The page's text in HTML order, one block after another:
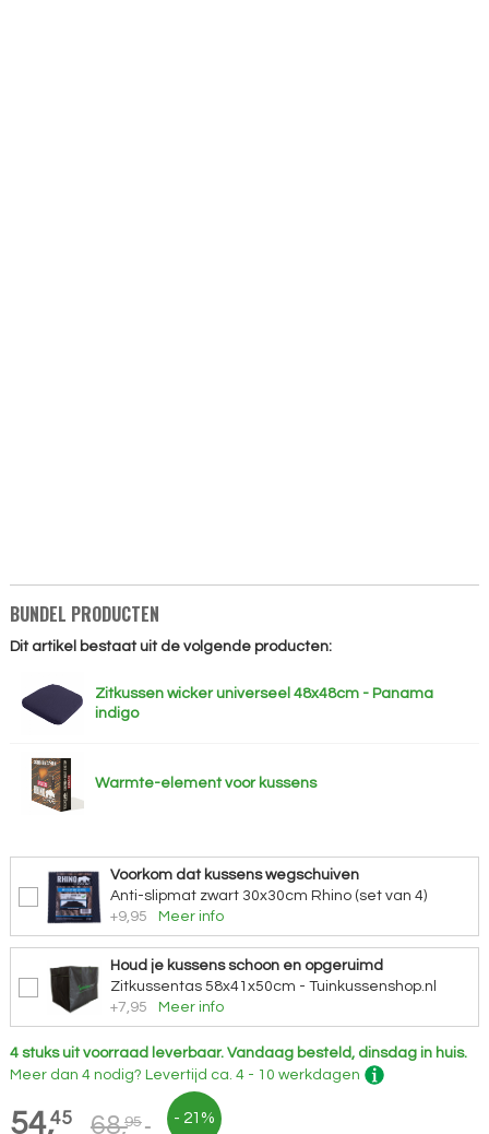
BUNDEL PRODUCTEN
Dit artikel bestaat uit de volgende producten:
Zitkussen wicker universeel 48x48cm - Panama
indigo
Warmte-element voor kussens
Voorkom dat kussens wegschuiven
Anti-slipmat zwart 30x30cm Rhino (set van 4)
+9,95
Meer info
Houd je kussens schoon en opgeruimd
Zitkussentas 58x41x50cm - Tuinkussenshop.nl
+7,95
Meer info
4 stuks uit voorraad leverbaar. Vandaag besteld, dinsdag in huis.
Meer dan 4 nodig? Levertijd ca. 4 - 10 werkdagen
54,45 68,95 - 21%